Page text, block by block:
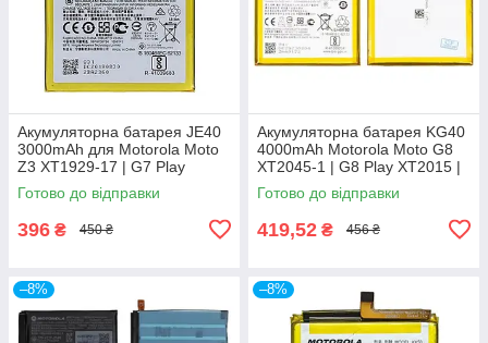
Акумуляторна батарея JE40
3000mAh для Motorola Moto
Z3 XT1929-17 | G7 Play
XT1952 | One P30 Play
XT1941
Готово до відправки
396 ₴ 450 ₴
Акумуляторна батарея KG40
4000mAh Motorola Moto G8
XT2045-1 | G8 Play XT2015 |
G Fast XT2045-3 | E7 XT2095
Готово до відправки
419,52 ₴ 456 ₴
–8% –8%